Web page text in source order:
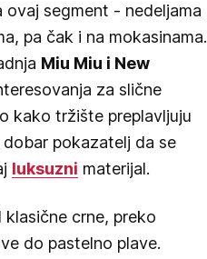
ovaj segment - nedeljama
pa čak i na mokasinama.
Miu Miu i New
za slične
kako tržište preplavljuju
pokazatelj da se
luksuzni materijal.
crne, preko
do pastelno plave.